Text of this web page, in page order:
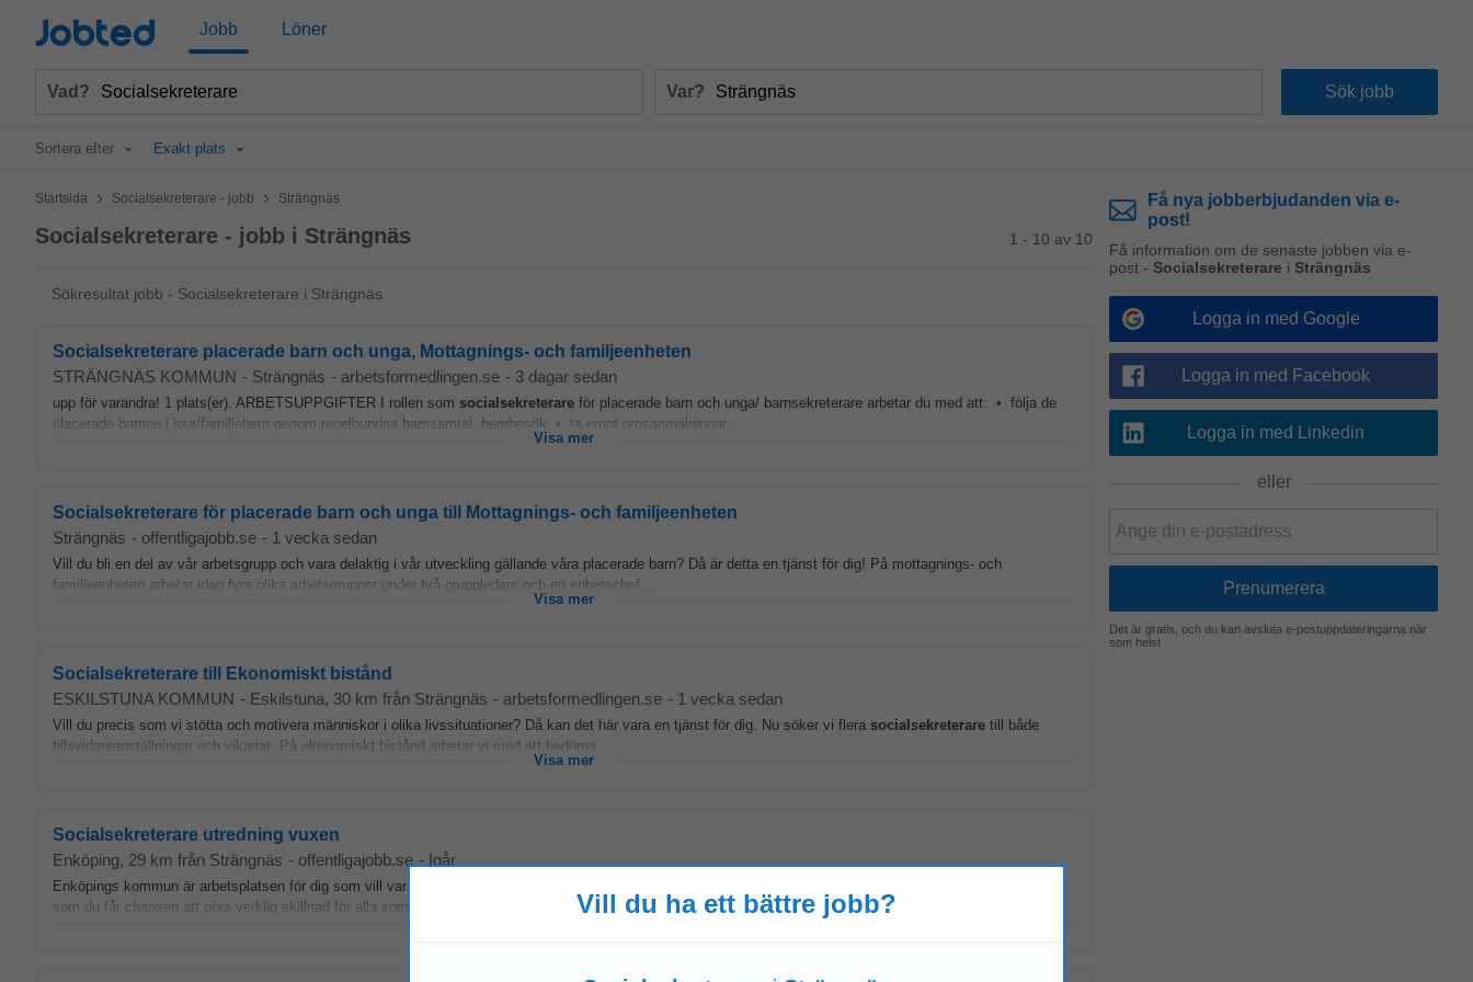
Jobted Jobb Löner
Vad? Var?
Sortera efter Exakt plats
Startsida > Socialsekreterare - jobb > Strängnäs
Socialsekreterare - jobb i Strängnäs 1 - 10 av 10
Sökresultat jobb - Socialsekreterare i Strängnäs
Socialsekreterare placerade barn och unga, Mottagnings- och familjeenheten
STRÄNGNÄS KOMMUN - Strängnäs - arbetsformedlingen.se - 3 dagar sedan
upp för varandra! 1 plats(er). ARBETSUPPGIFTER I rollen som socialsekreterare för placerade barn och unga/ barnsekreterare arbetar du med att: • följa de
placerade barnen i jour/familjehem genom regelbundna barnsamtal, hembesök • ta emot orosanmälningar...
Visa mer
Socialsekreterare för placerade barn och unga till Mottagnings- och familjeenheten
Strängnäs - offentligajobb.se - 1 vecka sedan
Vill du bli en del av vår arbetsgrupp och vara delaktig i vår utveckling gällande våra placerade barn? Då är detta en tjänst för dig! På mottagnings- och
familjeenheten arbetar idag fyra olika arbetsgrupper under två gruppledare och en enhetschef....
Visa mer
Socialsekreterare till Ekonomiskt bistånd
ESKILSTUNA KOMMUN - Eskilstuna, 30 km från Strängnäs - arbetsformedlingen.se - 1 vecka sedan
Vill du precis som vi stötta och motivera människor i olika livssituationer? Då kan det här vara en tjänst för dig. Nu söker vi flera socialsekreterare till både
tillsvidareanställningar och vikariat. På ekonomiskt bistånd arbetar vi med att bedöma...
Visa mer
Socialsekreterare utredning vuxen
Enköping, 29 km från Strängnäs - offentligajobb.se - Igår
Enköpings kommun är arbetsplatsen för dig som vill vara med och skapa det långsiktigt goda samhället. Här får du möjlighet till personlig utveckling samtidigt
som du får chansen att göra verklig skillnad för alla som lever och verkar i Enköping. Vi...
Få nya jobberbjudanden via e-
post!
Få information om de senaste jobben via e-
post - Socialsekreterare i Strängnäs
Logga in med Google
Logga in med Facebook
Logga in med Linkedin
eller
Det är gratis, och du kan avsluta e-postuppdateringarna när
som helst
Vill du ha ett bättre jobb?